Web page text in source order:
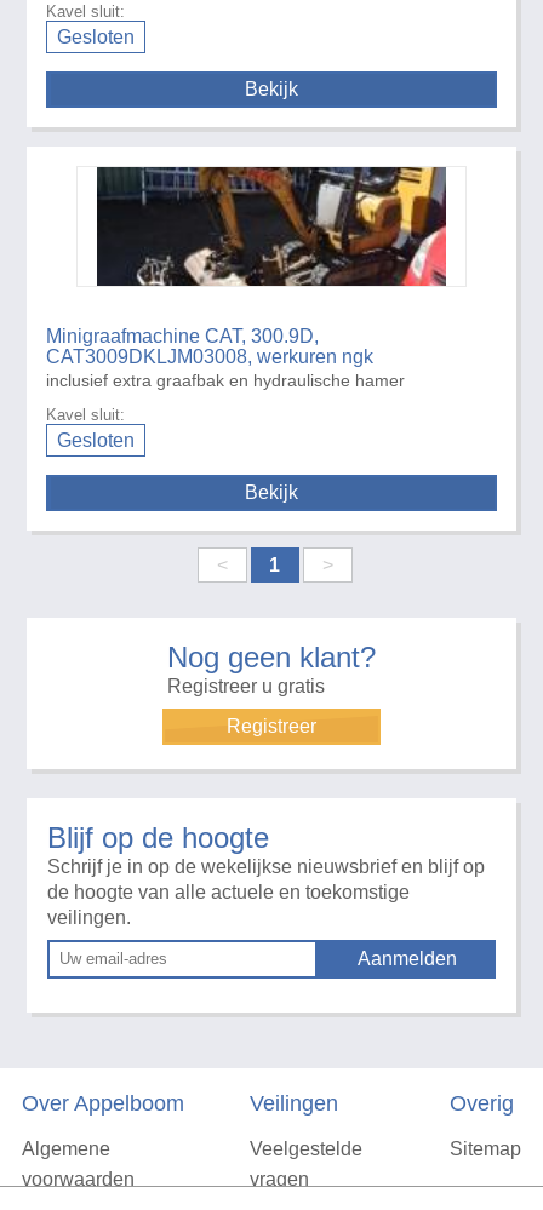
Kavel sluit:
Gesloten
Bekijk
Minigraafmachine CAT, 300.9D,
CAT3009DKLJM03008, werkuren ngk
inclusief extra graafbak en hydraulische hamer
Kavel sluit:
Gesloten
Bekijk
< 1 >
Nog geen klant?
Registreer u gratis
Registreer
Blijf op de hoogte
Schrijf je in op de wekelijkse nieuwsbrief en blijf op
de hoogte van alle actuele en toekomstige
veilingen.
Over Appelboom
Algemene
voorwaarden
Veilingen
Veelgestelde
vragen
Overig
Sitemap